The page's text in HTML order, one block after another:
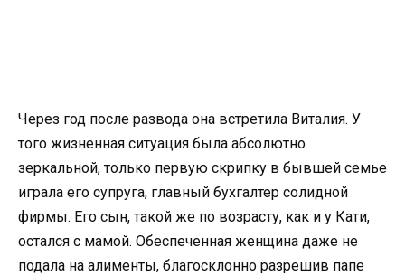
Через год после развода она встретила Виталия. У
того жизненная ситуация была абсолютно
зеркальной, только первую скрипку в бывшей семье
играла его супруга, главный бухгалтер солидной
фирмы. Его сын, такой же по возрасту, как и у Кати,
остался с мамой. Обеспеченная женщина даже не
подала на алименты, благосклонно разрешив папе